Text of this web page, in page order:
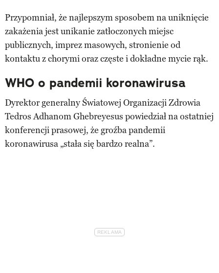
Przypomniał, że najlepszym sposobem na uniknięcie
zakażenia jest unikanie zatłoczonych miejsc
publicznych, imprez masowych, stronienie od
kontaktu z chorymi oraz częste i dokładne mycie rąk.
WHO o pandemii koronawirusa
Dyrektor generalny Światowej Organizacji Zdrowia
Tedros Adhanom Ghebreyesus powiedział na ostatniej
konferencji prasowej, że groźba pandemii
koronawirusa „stała się bardzo realna”.